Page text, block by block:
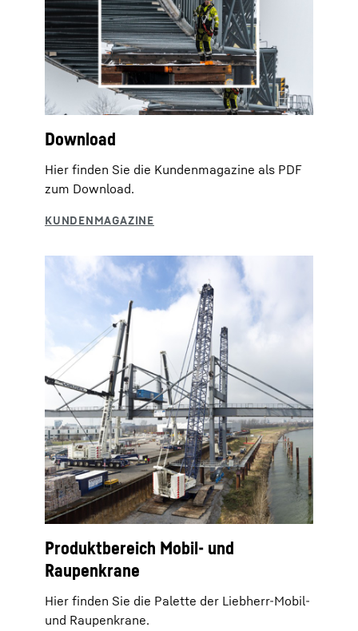
Download
Hier finden Sie die Kundenmagazine als PDF
zum Download.
Produktbereich Mobil- und
Raupenkrane
Hier finden Sie die Palette der Liebherr-Mobil-
und Raupenkrane.